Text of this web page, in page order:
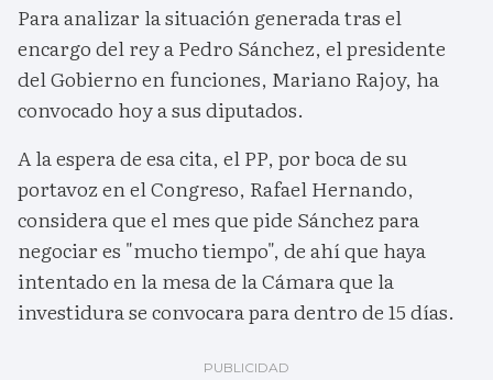
Para analizar la situación generada tras el
encargo del rey a Pedro Sánchez, el presidente
del Gobierno en funciones, Mariano Rajoy, ha
convocado hoy a sus diputados.
A la espera de esa cita, el PP, por boca de su
portavoz en el Congreso, Rafael Hernando,
considera que el mes que pide Sánchez para
negociar es "mucho tiempo", de ahí que haya
intentado en la mesa de la Cámara que la
investidura se convocara para dentro de 15 días.